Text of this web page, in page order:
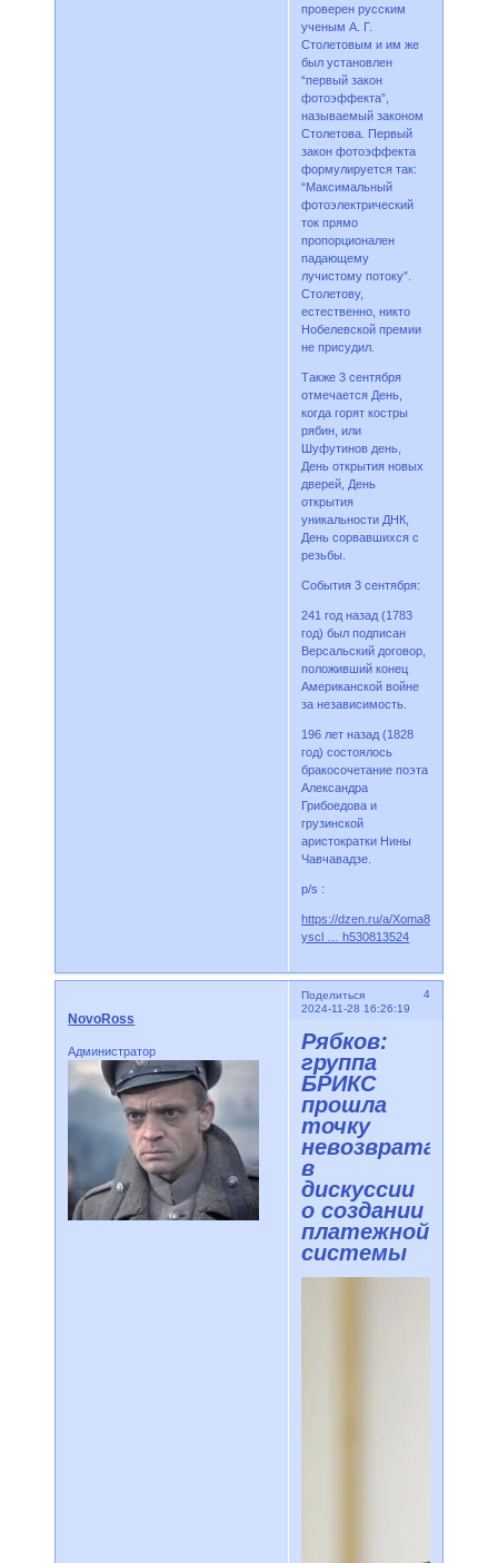
проверен русским
ученым А. Г.
Столетовым и им же
был установлен
“первый закон
фотоэффекта”,
называемый законом
Столетова. Первый
закон фотоэффекта
формулируется так:
“Максимальный
фотоэлектрический
ток прямо
пропорционален
падающему
лучистому потоку”.
Столетову,
естественно, никто
Нобелевской премии
не присудил.
Также 3 сентября
отмечается День,
когда горят костры
рябин, или
Шуфутинов день,
Дeнь oткpытия нoвыx
двepeй, Дeнь
oткpытия
уникaльнocти ДНК,
Дeнь copвaвшиxcя c
peзьбы.
События 3 сентября:
241 год назад (1783
год) был подписан
Версальский договор,
положивший конец
Американской войне
за независимость.
196 лет назад (1828
год) состоялось
бракосочетание поэта
Александра
Грибоедова и
грузинской
аристократки Нины
Чавчавадзе.
p/s :
https://dzen.ru/a/
yscl … h530813524
Поделиться
4
2024-11-28 16:26:19
NovoRoss
Администратор
Рябков:
группа
БРИКС
прошла
точку
невозврата
в
дискуссии
о создании
платежной
системы